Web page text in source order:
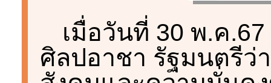
เมื่อวันที่ 30 พ.ค
ศิลปอาชา รัฐมนตรีว่